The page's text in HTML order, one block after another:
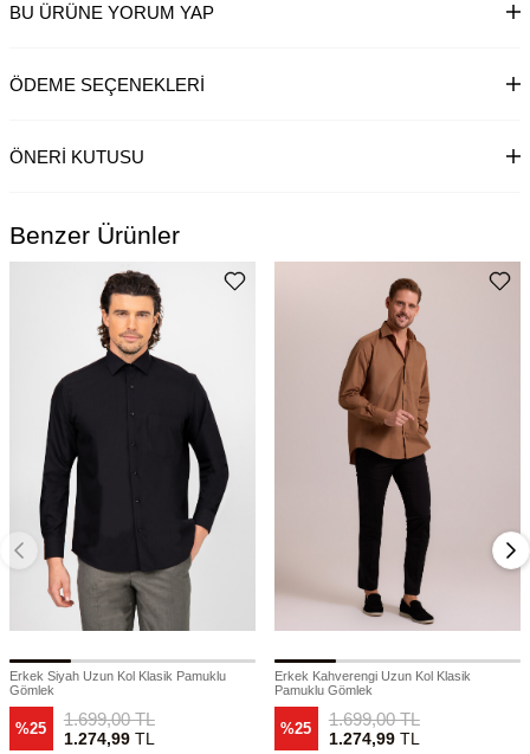
BU ÜRÜNE YORUM YAP
ÖDEME SEÇENEKLERI
ÖNERI KUTUSU
Benzer Ürünler
Erkek Siyah Uzun Kol Klasik Pamuklu
Gömlek
%25 1.699,00TL
1.274,99TL
Erkek Kahverengi Uzun Kol Klasik
Pamuklu Gömlek
%25 1.699,00TL
1.274,99TL